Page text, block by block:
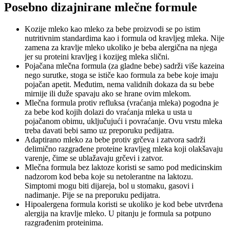
Posebno dizajnirane mlečne formule
Kozije mleko kao mleko za bebe proizvodi se po istim
nutritivnim standardima kao i formula od kravljeg mleka. Nije
zamena za kravlje mleko ukoliko je beba alergična na njega
jer su proteini kravljeg i kozijeg mleka slični.
Pojačana mlečna formula (za gladne bebe) sadrži više kazeina
nego surutke, stoga se ističe kao formula za bebe koje imaju
pojačan apetit. Međutim, nema validnih dokaza da su bebe
mirnije ili duže spavaju ako se hrane ovim mlekom.
Mlečna formula protiv refluksa (vraćanja mleka) pogodna je
za bebe kod kojih dolazi do vraćanja mleka u usta u
pojačanom obimu, uključujući i povraćanje. Ovu vrstu mleka
treba davati bebi samo uz preporuku pedijatra.
Adaptirano mleko za bebe protiv grčeva i zatvora sadrži
delimično razgrađene proteine kravljeg mleka koji olakšavaju
varenje, čime se ublažavaju grčevi i zatvor.
Mlečna formula bez laktoze koristi se samo pod medicinskim
nadzorom kod beba koje su netolerantne na laktozu.
Simptomi mogu biti dijareja, bol u stomaku, gasovi i
nadimanje. Pije se na preporuku pedijatra.
Hipoalergena formula koristi se ukoliko je kod bebe utvrđena
alergija na kravlje mleko. U pitanju je formula sa potpuno
razgrađenim proteinima.